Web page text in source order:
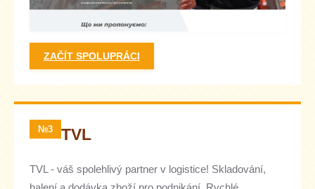
ZAČÍT SPOLUPRÁCI
№3 TVL
TVL - váš spolehlivý partner v logistice! Skladování,